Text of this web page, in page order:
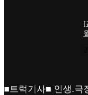
[
■트럭기사■ 인생.극